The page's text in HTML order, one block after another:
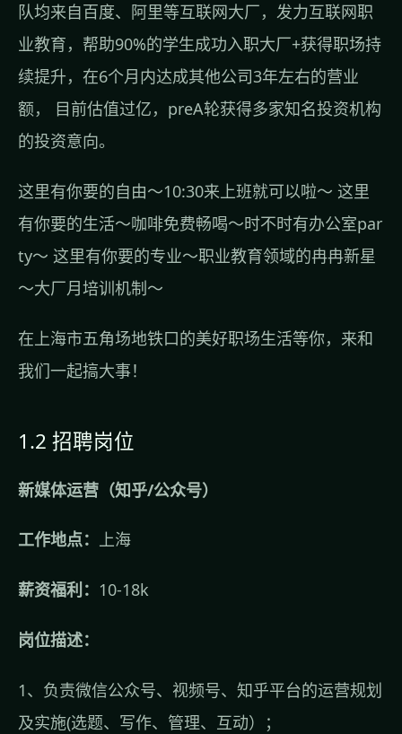
队均来自百度、阿里等互联网大厂，发力互联网职
业教育，帮助90%的学生成功入职大厂+获得职场持
续提升，在6个月内达成其他公司3年左右的营业
额， 目前估值过亿，preA轮获得多家知名投资机构
的投资意向。
这里有你要的自由～10:30来上班就可以啦～ 这里
有你要的生活～咖啡免费畅喝～时不时有办公室par
ty～ 这里有你要的专业～职业教育领域的冉冉新星
～大厂月培训机制～
在上海市五角场地铁口的美好职场生活等你，来和
我们一起搞大事！
1.2 招聘岗位
新媒体运营（知乎/公众号）
工作地点： 上海
薪资福利： 10-18k
岗位描述：
1、负责微信公众号、视频号、知乎平台的运营规划
及实施(选题、写作、管理、互动）；